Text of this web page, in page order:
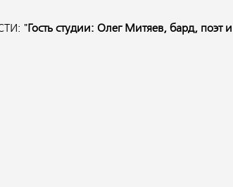
"Гость студии: Олег Митяев, бард, поэт